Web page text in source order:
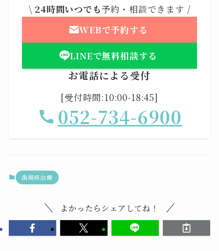
\ 24時間いつでも予約・相談できます /
WEBで予約する
LINEで無料相談する
お電話による受付
[受付時間:10:00-18:45]
052-734-6900
歯周病治療
よかったらシェアしてね！